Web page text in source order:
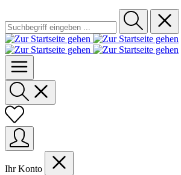
Ihr Konto